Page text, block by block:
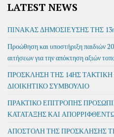
LATEST NEWS
ΠΙΝΑΚΑΣ ΔΗΜΟΣΙΕΥΣΗΣ ΤΗΣ
Προώθηση και υποστήριξη παιδιών
αιτήσεων για την απόκτηση αξιών
ΠΡΟΣΚΛΗΣΗ ΤΗΣ 14ΗΣ
ΔΙΟΙΚΗΤΙΚΟ ΣΥΜΒΟΥΛΙΟ
ΠΡΑΚΤΙΚΟ ΕΠΙΤΡΟΠΗΣ
ΚΑΤΑΤΑΞΗΣ ΚΑΙ
ΑΠΟΣΤΟΛΗ ΤΗΣ ΠΡΟΣΚΛΗΣΗΣ